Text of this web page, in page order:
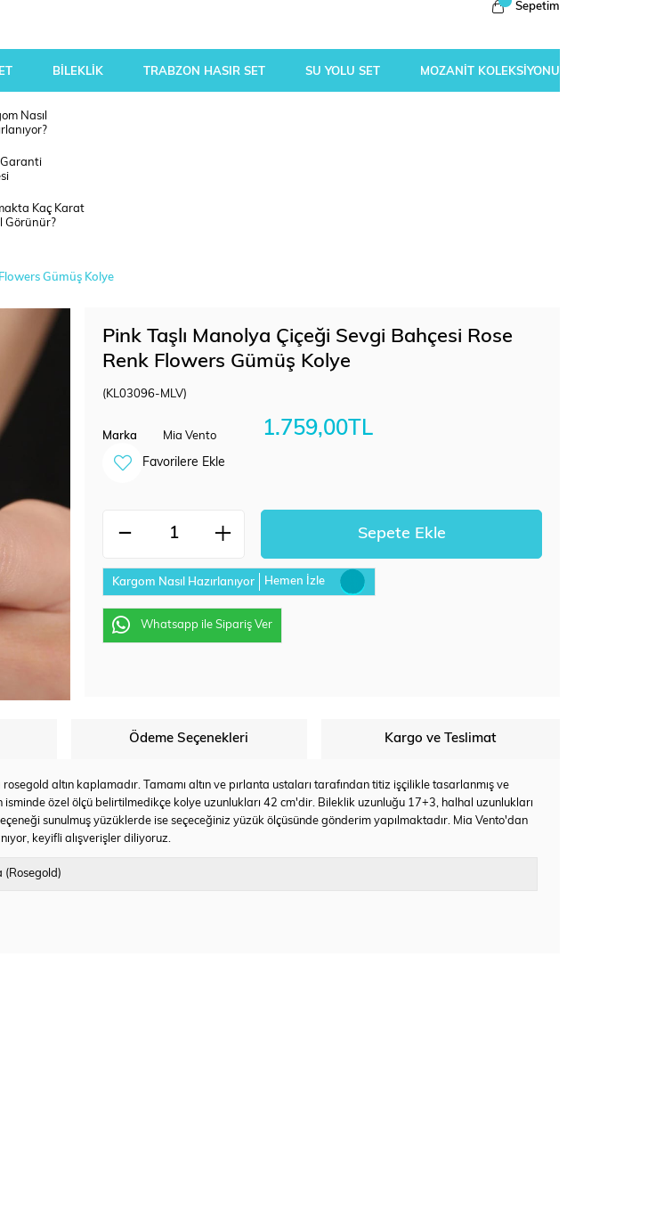
Sepetim
BİLEKLİK TRABZON HASIR SET SU YOLU SET MOZANİT KOLEKSİYONU
Nasıl
Garanti
Kaç Karat
Görünür?
Gümüş Kolye
Pink Taşlı Manolya Çiçeği Sevgi Bahçesi Rose
Renk Flowers Gümüş Kolye
(KL03096-MLV)
Marka Mia Vento 1.759,00TL
Favorilere Ekle
Kargom Nasıl Hazırlanıyor Hemen İzle
Whatsapp ile Sipariş Ver
Ödeme Seçenekleri Kargo ve Teslimat
altın kaplamadır. Tamamı altın ve pırlanta ustaları tarafından titiz işçilikle tasarlanmış ve
özel ölçü belirtilmedikçe kolye uzunlukları 42 cm'dir. Bileklik uzunluğu 17+3, halhal uzunlukları
sunulmuş yüzüklerde ise seçeceğiniz yüzük ölçüsünde gönderim yapılmaktadır. Mia Vento'dan
keyifli alışverişler diliyoruz.
(Rosegold)